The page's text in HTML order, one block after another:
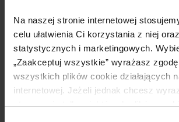
Na naszej stronie internetowej
celu ułatwienia Ci korzystania z niej
statystycznych i marketingowych.
„Zaakceptuj wszystkie” wyrażasz
wszystkich plików cookie działających
internetowej. Jeżeli jednak chcesz
stosowanie tylko niektórych plików
Polecane artykuły
Wkrótce